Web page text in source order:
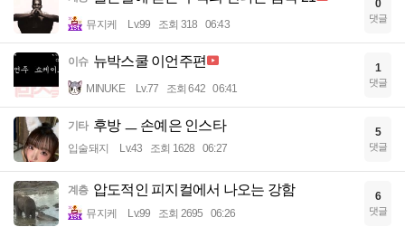
뮤지케 Lv.99 조회 318 06:43
0
댓글
이슈 뉴박스쿨 이언주편
MINUKE Lv.77 조회 642 06:41
1
댓글
기타 후방 ㅡ 손예은 인스타
입술돼지 Lv.43 조회 1628 06:27
5
댓글
계층 압도적인 피지컬에서 나오는 강함
뮤지케 Lv.99 조회 2695 06:26
6
댓글